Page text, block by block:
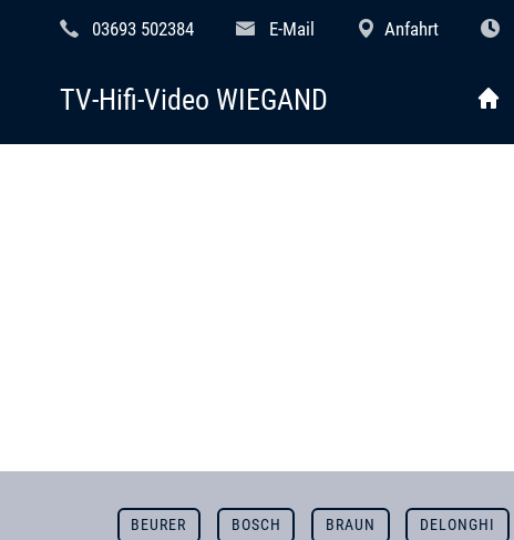
03693 502384 E-Mail Anfahrt
TV-Hifi-Video WIEGAND
BEURER BOSCH BRAUN DELONGHI